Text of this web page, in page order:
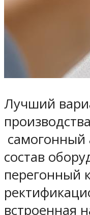
Лучший
самогонный
состав
перегонный
встроенная